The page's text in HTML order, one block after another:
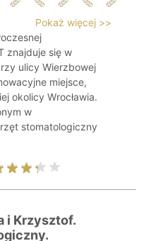
Pokaż więcej >>
znajduje się w
ulicy Wierzbowej
miejsce,
okolicy Wrocławia.
w
stomatologiczny
i Krzysztof.